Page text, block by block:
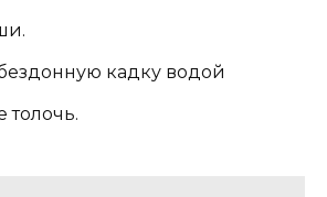
кадку водой
толочь.